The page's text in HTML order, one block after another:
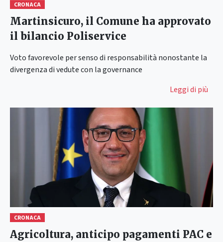
CRONACA
Martinsicuro, il Comune ha approvato
il bilancio Poliservice
Voto favorevole per senso di responsabilità nonostante la
divergenza di vedute con la governance
Leggi di più
CRONACA
Agricoltura, anticipo pagamenti PAC e